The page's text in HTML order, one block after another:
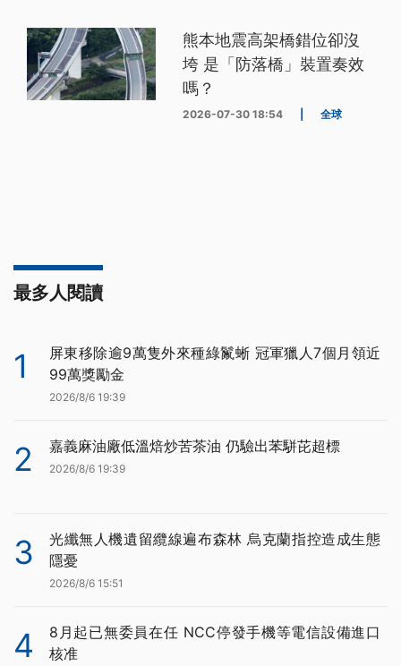
熊本地震高架橋錯位卻沒
垮 是「防落橋」裝置奏效
嗎？
2026-07-30 18:54 全球
最多人閱讀
1
屏東移除逾9萬隻外來種綠鬣蜥 冠軍獵人7個月領近
99萬獎勵金
2026/8/6 19:39
2 嘉義麻油廠低溫焙炒苦茶油 仍驗出苯駢芘超標
2026/8/6 19:39
3
光纖無人機遺留纜線遍布森林 烏克蘭指控造成生態
隱憂
2026/8/6 15:51
4
8月起已無委員在任 NCC停發手機等電信設備進口
核准